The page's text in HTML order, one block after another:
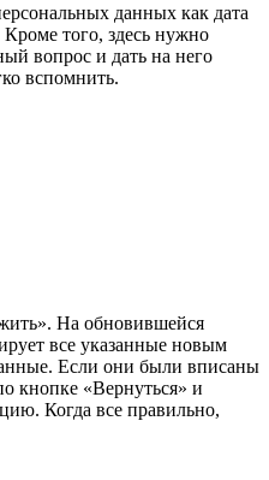
данных как дата
того, здесь нужно
вопрос и дать на него
вспомнить.
На обновившейся
все указанные новым
Если они были вписаны
кнопке «Вернуться» и
Когда все правильно,